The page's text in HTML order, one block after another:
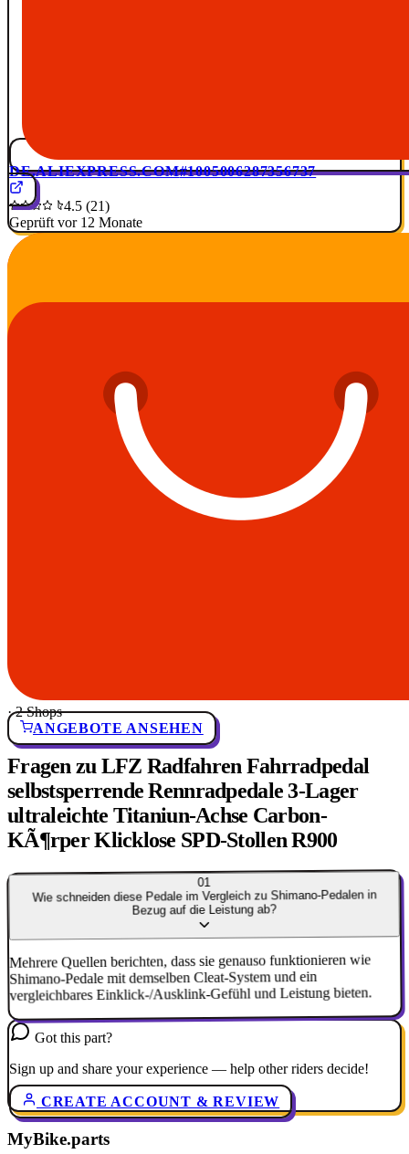
DE.ALIEXPRESS.COM#1005006287356737
4.5 (21)
Geprüft vor 12 Monate
· 2 Shops
ANGEBOTE ANSEHEN
Fragen zu LFZ Radfahren Fahrradpedal
selbstsperrende Rennradpedale 3-Lager
ultraleichte Titaniun-Achse Carbon-
KÃ¶rper Klicklose SPD-Stollen R900
01
Wie schneiden diese Pedale im Vergleich zu Shimano-Pedalen in
Bezug auf die Leistung ab?
Mehrere Quellen berichten, dass sie genauso funktionieren wie
Shimano-Pedale mit demselben Cleat-System und ein
vergleichbares Einklick-/Ausklink-Gefühl und Leistung bieten.
Got this part?
Sign up and share your experience — help other riders decide!
CREATE ACCOUNT & REVIEW
MyBike.parts